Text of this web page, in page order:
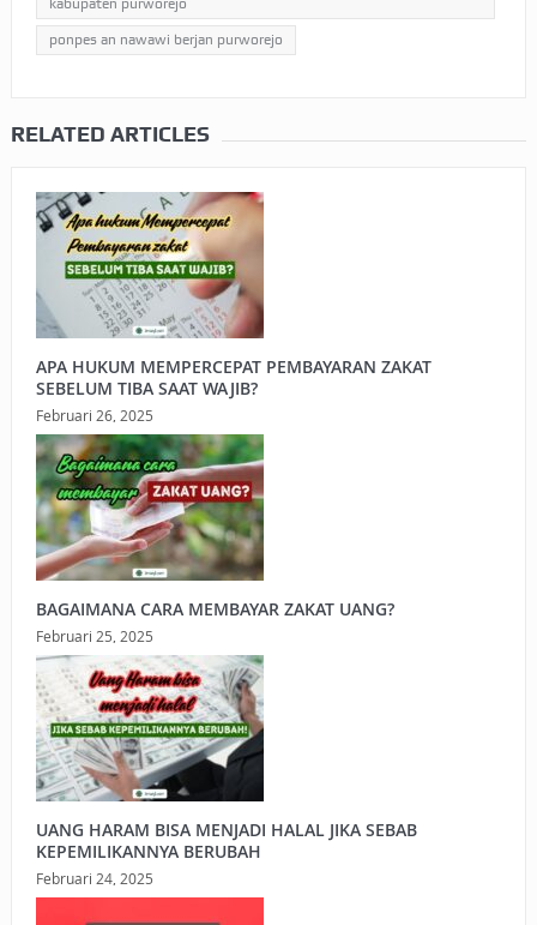
kabupaten purworejo
ponpes an nawawi berjan purworejo
RELATED ARTICLES
APA HUKUM MEMPERCEPAT PEMBAYARAN ZAKAT
SEBELUM TIBA SAAT WAJIB?
Februari 26, 2025
BAGAIMANA CARA MEMBAYAR ZAKAT UANG?
Februari 25, 2025
UANG HARAM BISA MENJADI HALAL JIKA SEBAB
KEPEMILIKANNYA BERUBAH
Februari 24, 2025